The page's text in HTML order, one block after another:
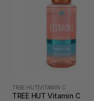
TREE HUT |VITAMIN C
TREE HUT Vitamin C